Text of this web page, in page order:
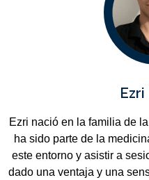
Ezri nació en la familia de
ha sido parte de la
este entorno y asistir a
dado una ventaja y una